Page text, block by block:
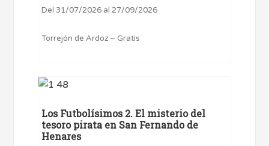
Del 31/07/2026 al 27/09/2026
Torrejón de Ardoz – Gratis
Los Futbolísimos 2. El misterio del
tesoro pirata en San Fernando de
Henares